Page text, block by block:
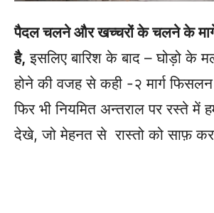
पैदल चलने और खच्चरों के चलने के
है, इसलिए बारिश के बाद – घोड़ो के
होने की वजह से कही -२ मार्ग फिसलन
फिर भी नियमित अन्तराल पर रस्ते में
देखे, जो मेहनत से रास्तो को साफ़